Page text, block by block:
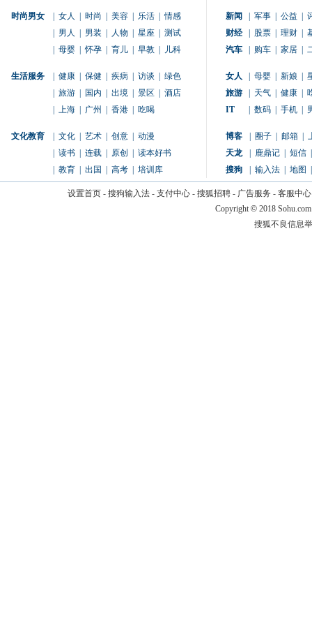
时尚男女 女人 时尚 美容 乐活
情感
男人 男装 人物 星座
测试
母婴 怀孕 育儿 早教 儿科
生活服务 健康 保健 疾病 访谈
绿色
旅游 国内 出境 景区
酒店
上海 广州 香港 吃喝
文化教育 文化 艺术 创意
动漫
读书 连载 原创
读本好书
教育 出国 高考 培训库
新闻 军事 公益
财经
股票 理财
汽车
购车 家居
女人 母婴 新娘
旅游
天气 健康
IT
数码 手机
博客 圈子 邮箱
天龙
鹿鼎记 短信
搜狗
输入法 地图
设置首页- 搜狗输入法- 支付中心- 搜狐招聘- 广告服务 - 客服中心
Copyright © 2018
搜狐不良信息